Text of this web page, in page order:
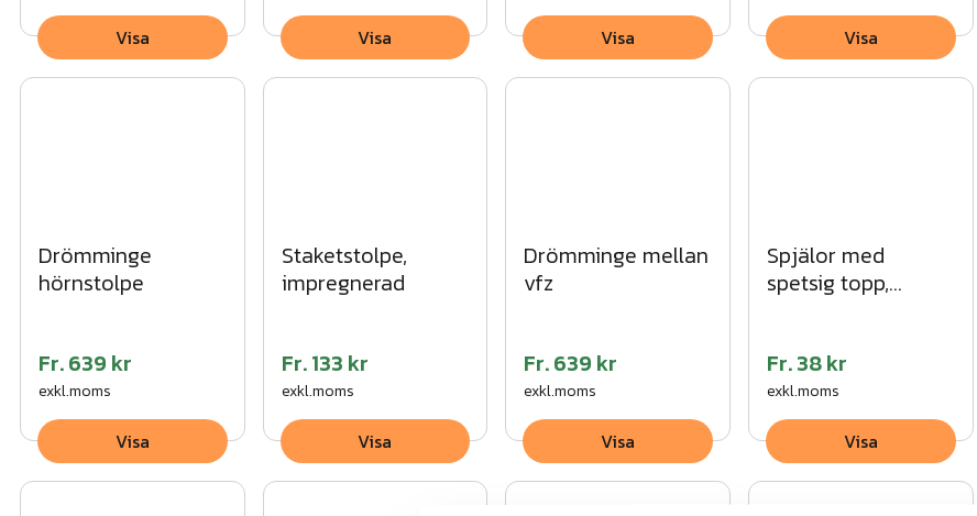
Visa Visa Visa Visa
Drömminge
hörnstolpe
Fr.639 kr
exkl.moms
Visa
Staketstolpe,
impregnerad
Fr.133 kr
exkl.moms
Visa
Drömminge mellan
vfz
Fr.639 kr
exkl.moms
Visa
Spjälor med
spetsig topp,
Fr.38 kr
exkl.moms
Visa